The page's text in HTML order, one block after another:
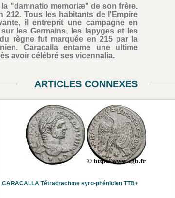
"damnatio memoriæ" de son frère.
212. Tous les habitants de l'Empire
il entreprit une campagne en
les Germains, les Iapyges et les
règne fut marquée en 215 par la
Caracalla entame une ultime
avoir célébré ses vicennalia.
ARTICLES CONNEXES
CARACALLA Tétradrachme syro-phénicien TTB+